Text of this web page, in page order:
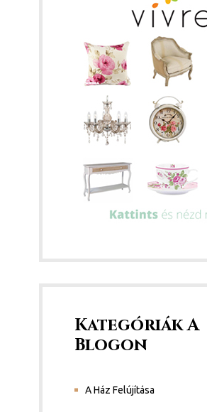
Kategóriák A
Blogon
A Ház Felújítása